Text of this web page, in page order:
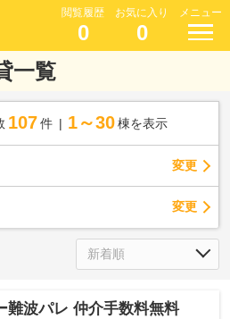
閲覧履歴
0
お気に入り
0
メニュー
一覧
107 件 1～30 棟を表示
変更
変更
難波パレ 仲介手数料無料